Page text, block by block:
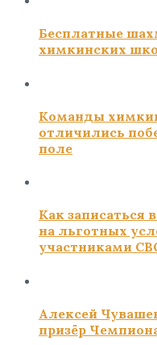
Бесплатные
химкинских
Команды
отличились
поле
Как
на льготных
участниками
Алексей
призёр